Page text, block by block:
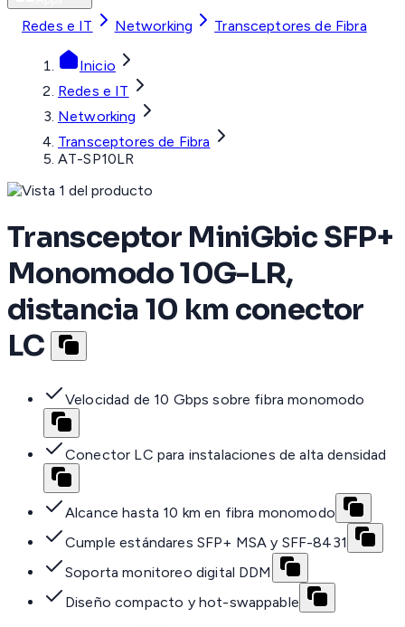
Redes e IT Networking Transceptores de Fibra
Inicio
Redes e IT
Networking
Transceptores de Fibra
AT-SP10LR
Transceptor MiniGbic SFP+
Monomodo 10G-LR,
distancia 10 km conector
LC
Velocidad de 10 Gbps sobre fibra monomodo
Conector LC para instalaciones de alta densidad
Alcance hasta 10 km en fibra monomodo
Cumple estándares SFP+ MSA y SFF-8431
Soporta monitoreo digital DDM
Diseño compacto y hot-swappable